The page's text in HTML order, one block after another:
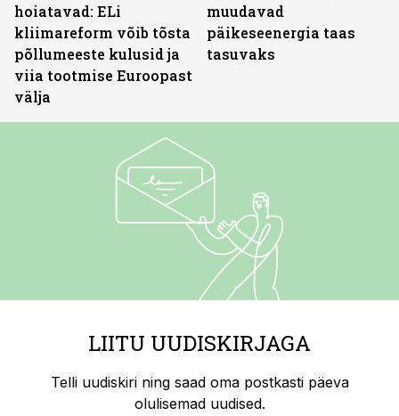
hoiatavad: ELi
kliimareform võib tõsta
põllumeeste kulusid ja
viia tootmise Euroopast
välja
muudavad
päikeseenergia taas
tasuvaks
LIITU UUDISKIRJAGA
Telli uudiskiri ning saad oma postkasti päeva
olulisemad uudised.